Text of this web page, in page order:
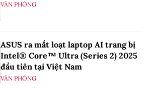
VĂN PHÒNG
ASUS ra mắt loạt laptop AI trang bị
Intel® Core™ Ultra (Series 2) 2025
đầu tiên tại Việt Nam
VĂN PHÒNG